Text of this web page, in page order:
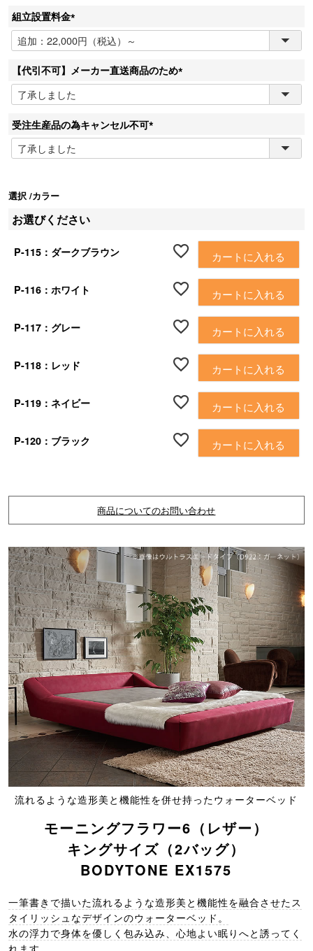
組立設置料金
(
必
須
)
【代引不可】メーカー直送商品のため
(
必
受注生産品の為キャンセル不可
(
必
選択 カラー
お選びください
P-115：ダークブラウン カートに入れる
P-116：ホワイト カートに入れる
P-117：グレー カートに入れる
P-118：レッド カートに入れる
P-119：ネイビー カートに入れる
P-120：ブラック カートに入れる
商品についてのお問い合わせ
流れるような造形美と機能性を併せ持ったウォーターベッド
モーニングフラワー6（レザー）
キングサイズ（2バッグ）
BODYTONE EX1575
一筆書きで描いた流れるような造形美と機能性を融合させたス
タイリッシュなデザインのウォーターベッド。
水の浮力で身体を優しく包み込み、心地よい眠りへと誘ってく
れます。